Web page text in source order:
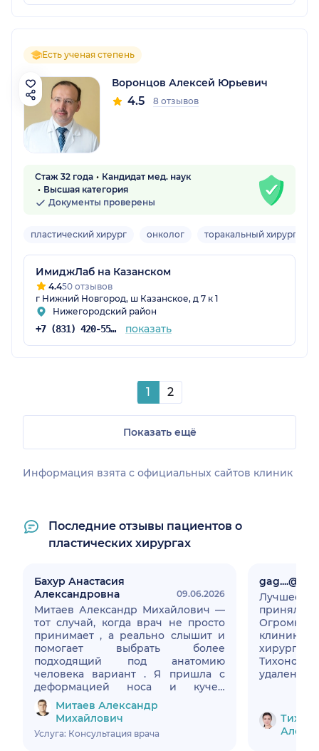
Есть ученая степень
Воронцов Алексей Юрьевич
4.5 8 отзывов
Стаж 32 года
Кандидат мед. наук
Высшая категория
Документы проверены
пластический хирург онколог торакальный хирург
ИмиджЛаб на Казанском
4.450 отзывов
г Нижний Новгород, ш Казанское, д 7 к 1
Нижегородский район
+7 (831) 420-55-55 показать
1 2
Показать ещё
Информация взята c официальных сайтов клиник
Последние отзывы пациентов о
пластических хирургах
Бахур Анастасия
Александровна
09.06.2026
Митаев Александр Михайлович —
тот случай, когда врач не просто
принимает , а реально слышит и
помогает выбрать более
подходящий под анатомию
человека вариант . Я пришла с
деформацией носа и кучей
страхов. Ушла с чётким планом
операции и спокойной головой.
Рассказал всё по шагам: что
сделаем, как устраним проблему,
Митаев Александр
Михайлович
Услуга: Консультация врача
gag....@....ru
Лучшее
приняла
клиники
хирургу
удалению
меня и
первые